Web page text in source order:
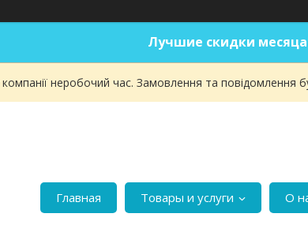
Лучшие скидки
компанії неробочий час. Замовлення та
Главная Товары и услуги О